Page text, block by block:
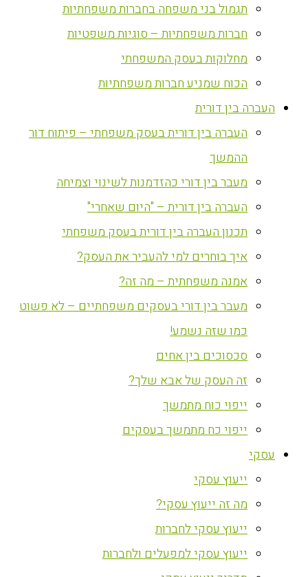
תגמול בני משפחה בחברות משפחתיות
חברות משפחתיות – סוגיות משפטיות
מחלוקות בעסק המשפחתי
הכוח שמניע חברות משפחתיות
העברה בין דורית
העברה בין דורית בעסק משפחתי – פיתוח דור
ההמשך
מעבר בין דורי כהזדמנות לשינוי וצמיחה
העברה בין דורית – "היום שאחרי"
תכנון העברה בין דורית בעסק משפחתי
איך בוחרים למי להעביר את העסק?
אמנה משפחתית – מה זה?
מעבר בין דורי בעסקים משפחתיים – לא פשוט
כמו שזה נשמע!
סכסוכים בין אחים
זה העסק של אבא שלך?
ייפוי כוח מתמשך
ייפוי כח מתמשך בעסקים
עסקי
ייעוץ עסקי
מה זה ייעוץ עסקי?
ייעוץ עסקי לחברות
ייעוץ עסקי למפעלים ולחברות